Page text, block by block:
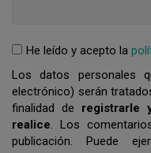
He leído y acepto la
Los datos personales
electrónico) serán
finalidad de registrarle
realice. Los
publicación. Puede